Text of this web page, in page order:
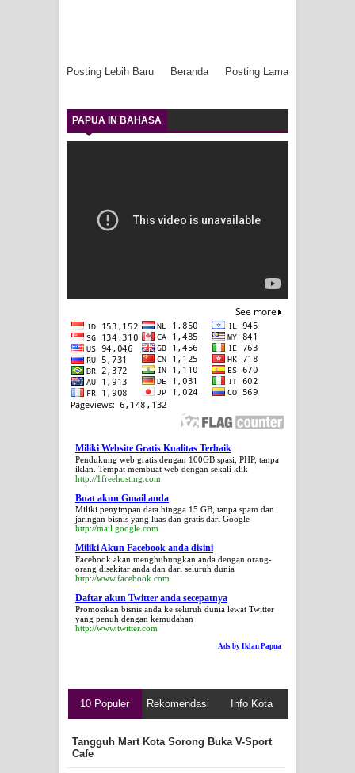
Posting Lebih Baru Posting Lama
Beranda
PAPUA IN BAHASA
Miliki Website Gratis Kualitas Terbaik
Pendukung web gratis dengan 100GB spasi, PHP, tanpa
iklan. Tempat membuat web dengan sekali klik
http://1freehosting.com
Buat akun Gmail anda
Miliki penyimpan data hingga 15 GB, tanpa spam dan
jaringan bisnis yang luas dan gratis dari Google
http://mail.google.com
Miliki Akun Facebook anda disini
Facebook akan menghubungkan anda dengan orang-
orang disekitar anda dan dari seluruh dunia
http://www.facebook.com
Daftar akun Twitter anda secepatnya
Promosikan bisnis anda ke seluruh dunia lewat Twitter
yang penuh dengan kemudahan
http://www.twitter.com
Ads by Iklan Papua
10 Populer Rekomendasi Info Kota
Tangguh Mart Kota Sorong Buka V-Sport
Cafe